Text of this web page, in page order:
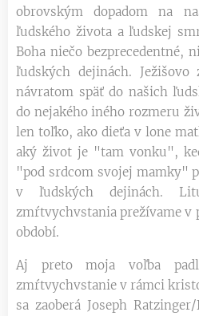
obrovským dopadom na
ľudského života a ľudskej
Boha niečo bezprecedentné,
ľudských dejinách.
návratom späť do našich
do nejakého iného rozmeru
len toľko, ako dieťa v lone
aký život je "tam vonku",
"pod srdcom svojej mamky"
v ľudských dejinách.
zmŕtvychvstania prežívame v
období.
Aj preto moja voľba
zmŕtvychvstanie v rámci
sa zaoberá Joseph